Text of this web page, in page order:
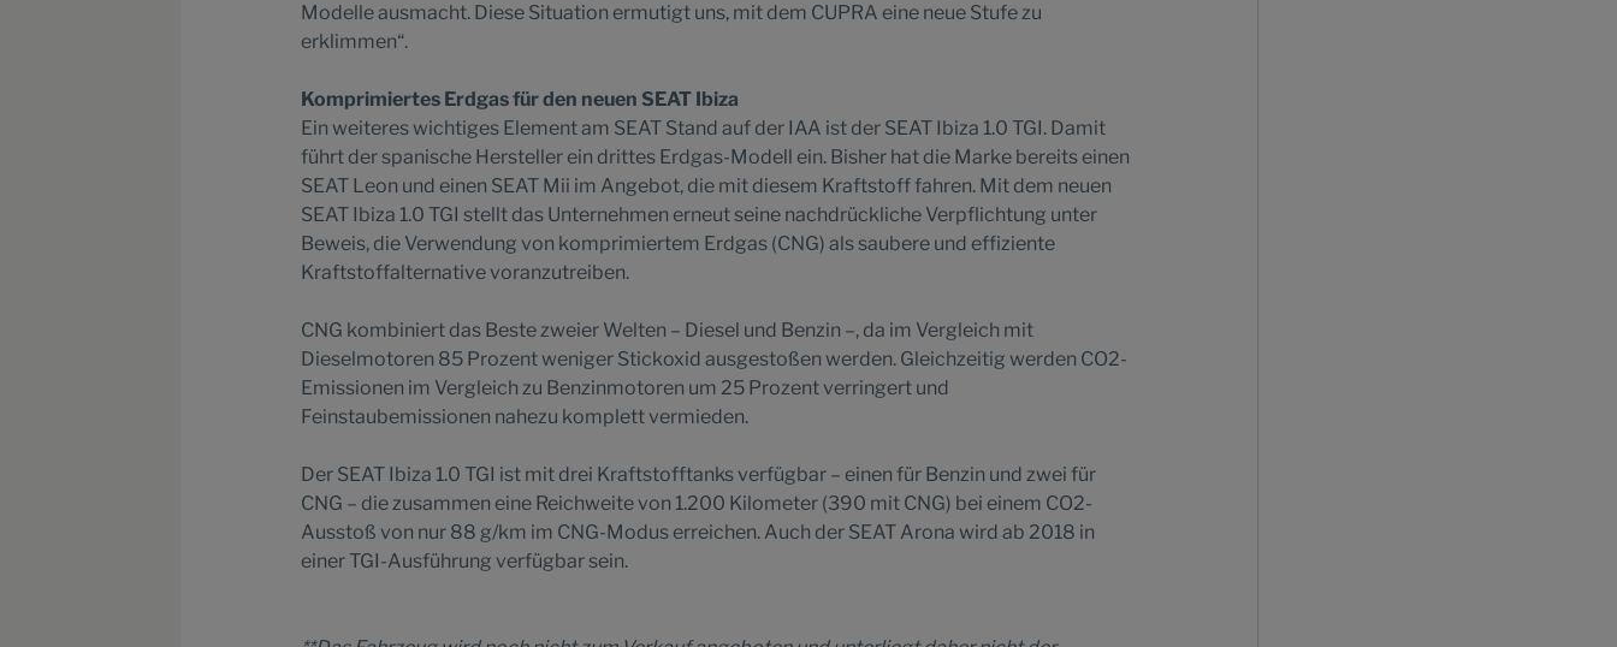
Modelle ausmacht. Diese Situation ermutigt uns, mit dem CUPRA eine neue Stufe zu
erklimmen“.
Komprimiertes Erdgas für den neuen SEAT Ibiza
Ein weiteres wichtiges Element am SEAT Stand auf der IAA ist der SEAT Ibiza 1.0 TGI. Damit
führt der spanische Hersteller ein drittes Erdgas-Modell ein. Bisher hat die Marke bereits einen
SEAT Leon und einen SEAT Mii im Angebot, die mit diesem Kraftstoff fahren. Mit dem neuen
SEAT Ibiza 1.0 TGI stellt das Unternehmen erneut seine nachdrückliche Verpflichtung unter
Beweis, die Verwendung von komprimiertem Erdgas (CNG) als saubere und effiziente
Kraftstoffalternative voranzutreiben.
CNG kombiniert das Beste zweier Welten – Diesel und Benzin –, da im Vergleich mit
Dieselmotoren 85 Prozent weniger Stickoxid ausgestoßen werden. Gleichzeitig werden CO2-
Emissionen im Vergleich zu Benzinmotoren um 25 Prozent verringert und
Feinstaubemissionen nahezu komplett vermieden.
Der SEAT Ibiza 1.0 TGI ist mit drei Kraftstofftanks verfügbar – einen für Benzin und zwei für
CNG – die zusammen eine Reichweite von 1.200 Kilometer (390 mit CNG) bei einem CO2-
Ausstoß von nur 88 g/km im CNG-Modus erreichen. Auch der SEAT Arona wird ab 2018 in
einer TGI-Ausführung verfügbar sein.